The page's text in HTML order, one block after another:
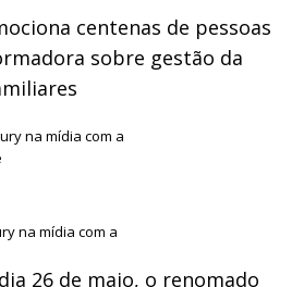
centenas de pessoas
sobre gestão da
na mídia com a
na mídia com a
26 de maio, o renomado